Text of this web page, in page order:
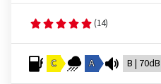
(14)
C A B | 70dB